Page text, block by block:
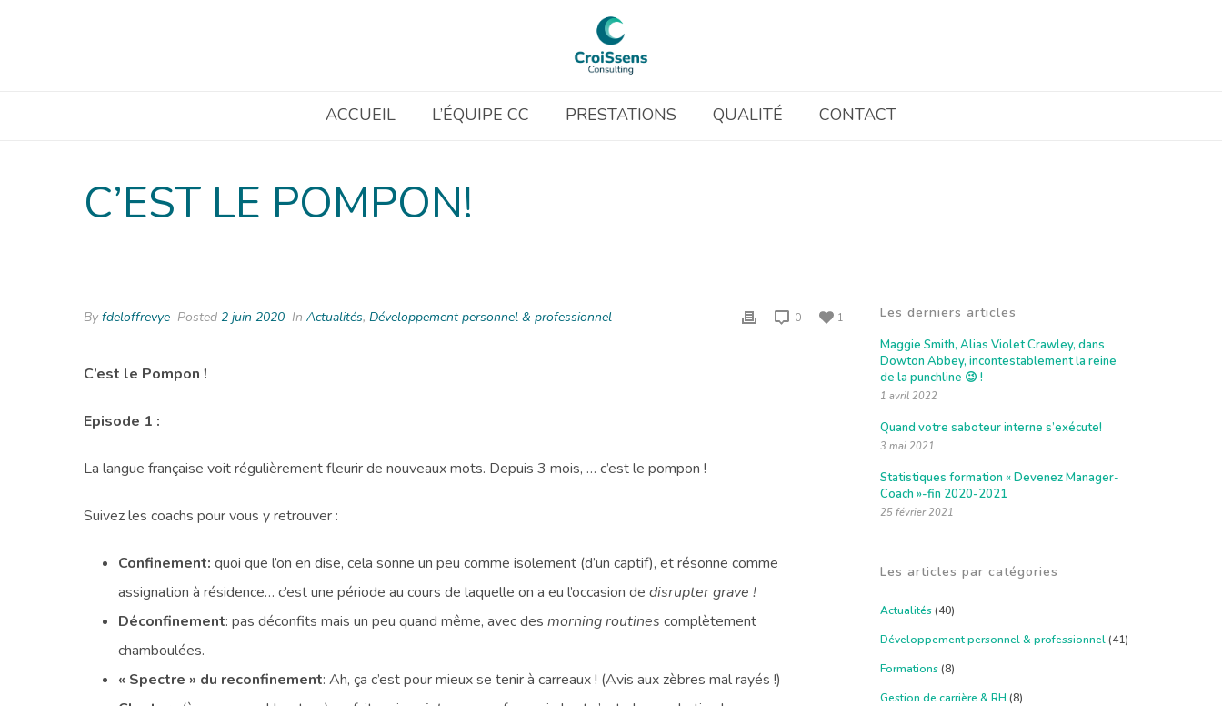
ACCUEIL L’ÉQUIPE CC PRESTATIONS QUALITÉ CONTACT
C’EST LE POMPON!
By fdeloffrevye Posted 2 juin 2020 In Actualités, Développement personnel & professionnel 1
0
C’est le Pompon !
Episode 1 :
La langue française voit régulièrement fleurir de nouveaux mots. Depuis 3 mois, … c’est le pompon !
Suivez les coachs pour vous y retrouver :
Confinement: quoi que l’on en dise, cela sonne un peu comme isolement (d’un captif), et résonne comme
assignation à résidence… c’est une période au cours de laquelle on a eu l’occasion de disrupter grave !
Déconfinement: pas déconfits mais un peu quand même, avec des morning routines complètement
chamboulées.
« Spectre » du reconfinement: Ah, ça c’est pour mieux se tenir à carreaux ! (Avis aux zèbres mal rayés !)
Les derniers articles
Maggie Smith, Alias Violet Crawley, dans
Dowton Abbey, incontestablement la reine
de la punchline 😉 !
1 avril 2022
Quand votre saboteur interne s’exécute!
3 mai 2021
Statistiques formation « Devenez Manager-
Coach »-fin 2020-2021
25 février 2021
Les articles par catégories
Actualités(40)
Développement personnel & professionnel(41)
Formations(8)
Gestion de carrière & RH (8)